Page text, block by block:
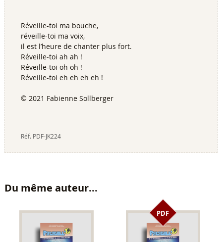
Réveille-toi ma bouche,
réveille-toi ma voix,
il est l’heure de chanter plus fort.
Réveille-toi ah ah !
Réveille-toi oh oh !
Réveille-toi eh eh eh eh !
© 2021 Fabienne Sollberger
Réf. PDF-JK224
Du même auteur...
PDF